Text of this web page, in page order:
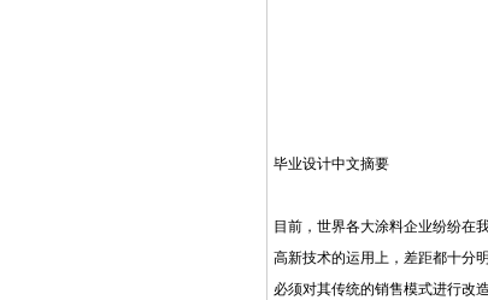
毕业设计中文摘要
目前，世界各大涂料企业纷纷在
高新技术的运用上，差距都十分
必须对其传统的销售模式进行改